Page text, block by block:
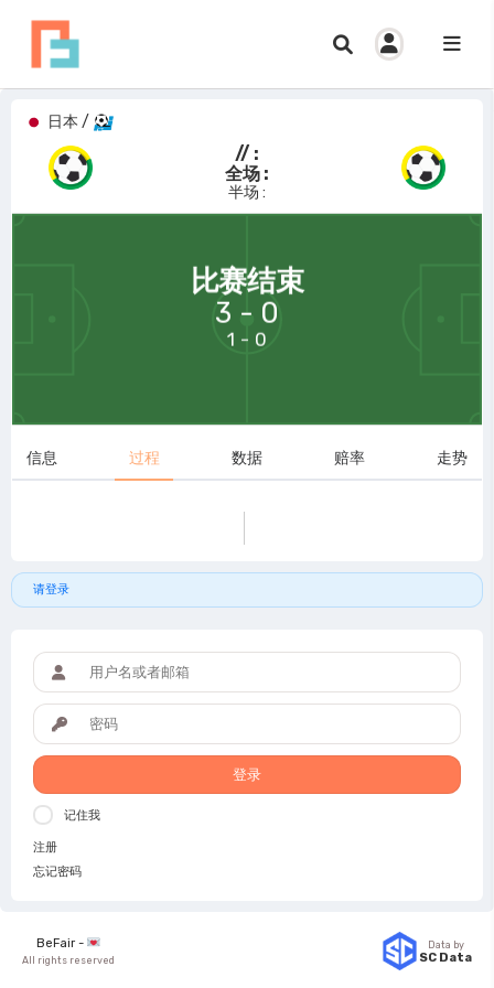
日本 /
// :
全场 :
半场 :
比赛结束
3 - 0
1 - 0
信息 过程 数据 赔率 走势
请登录
登录
记住我
注册
忘记密码
BeFair -
All rights reserved
Data by
SC Data